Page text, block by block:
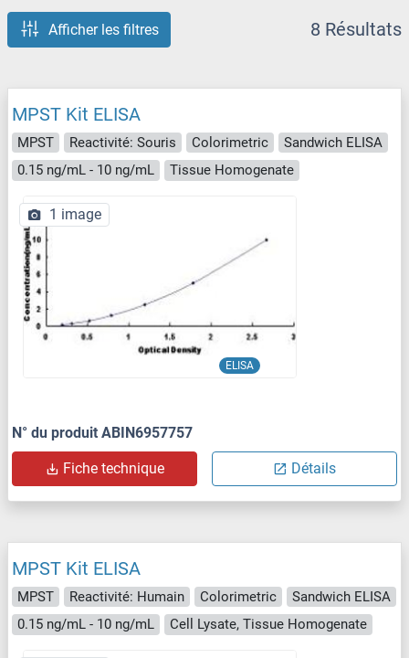
Afficher les filtres 8 Résultats
MPST Kit ELISA
MPST Reactivité: Souris Colorimetric
Sandwich ELISA
0.15 ng/mL - 10 ng/mL
Tissue Homogenate
ELISA
1 image
N° du produit ABIN6957757
Fiche technique Détails
MPST Kit ELISA
MPST Reactivité: Humain Colorimetric
Sandwich ELISA
0.15 ng/mL - 10 ng/mL
Cell Lysate, Tissue Homogenate